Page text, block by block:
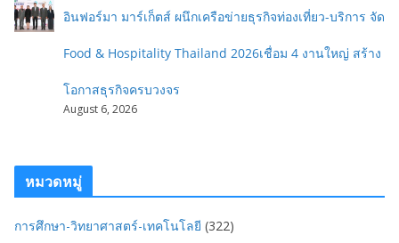
อินฟอร์มา มาร์เก็ตส์ ผนึกเครือข่ายธุรกิจท่องเที่ยว-บริการ จัด
Food & Hospitality Thailand 2026เชื่อม 4 งานใหญ่ สร้าง
โอกาสธุรกิจครบวงจร
August 6, 2026
หมวดหมู่
การศึกษา-วิทยาศาสตร์-เทคโนโลยี (322)